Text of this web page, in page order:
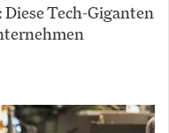
Tech-Giganten